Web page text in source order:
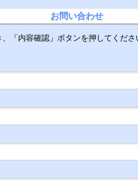
お問い合わせ
「内容確認」ボタンを押してくだ